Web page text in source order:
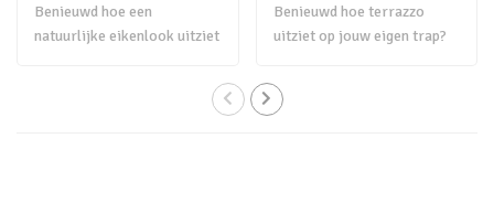
Benieuwd hoe een
natuurlijke eikenlook uitziet
Benieuwd hoe terrazzo
uitziet op jouw eigen trap?